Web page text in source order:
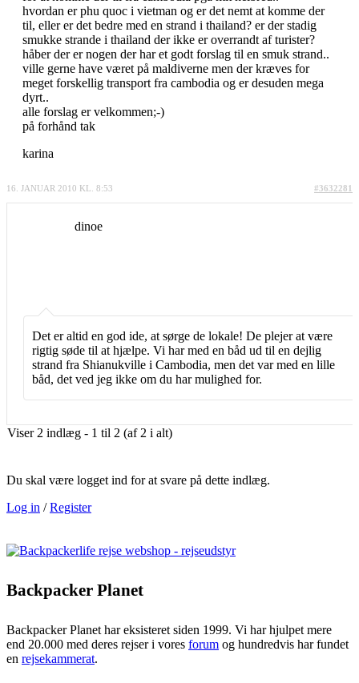
hvordan er phu quoc i vietman og er det nemt at komme der
til, eller er det bedre med en strand i thailand? er der stadig
smukke strande i thailand der ikke er overrandt af turister?
håber der er nogen der har et godt forslag til en smuk strand..
ville gerne have været på maldiverne men der kræves for
meget forskellig transport fra cambodia og er desuden mega
dyrt..
alle forslag er velkommen;-)
på forhånd tak
karina
16. JANUAR 2010 KL. 8:53 #3632281
dinoe
Det er altid en god ide, at sørge de lokale! De plejer at være
rigtig søde til at hjælpe. Vi har med en båd ud til en dejlig
strand fra Shianukville i Cambodia, men det var med en lille
båd, det ved jeg ikke om du har mulighed for.
Viser 2 indlæg - 1 til 2 (af 2 i alt)
Du skal være logget ind for at svare på dette indlæg.
Log in /Register
Backpacker Planet
Backpacker Planet har eksisteret siden 1999. Vi har hjulpet mere
end 20.000 med deres rejser i vores forum og hundredvis har fundet
en rejsekammerat.